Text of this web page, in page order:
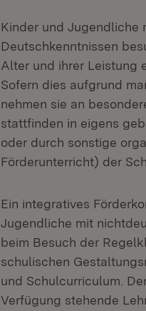
Kinder und Jugendliche
Deutschkenntnissen
Alter und ihrer Leistung
Sofern dies aufgrund
nehmen sie an
stattfinden in eigens
oder durch sonstige
Förderunterricht) der
Ein integratives
Jugendliche mit
beim Besuch der
schulischen
und Schulcurriculum.
Verfügung stehende